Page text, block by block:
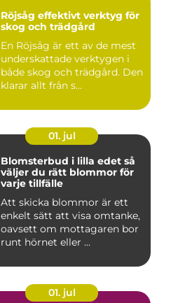
Röjsåg effektivt verktyg för
skog och trädgård
En Röjsåg är ett av de mest
underskattade verktygen i
både skog och trädgård. Den
klarar allt från s...
01. jul
Blomsterbud i lilla edet så
väljer du rätt blommor för
varje tillfälle
Att skicka blommor är ett
enkelt sätt att visa omtanke,
oavsett om mottagaren bor
runt hörnet eller ...
01. jul